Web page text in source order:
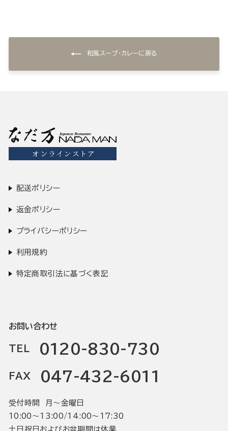
和風スープ・カレーに戻る
配送ポリシー
返金ポリシー
プライバシーポリシー
利用規約
特定商取引法に基づく表記
お問い合わせ
TEL 0120-830-730
FAX 047-432-6011
受付時間 月〜金曜日
10:00〜13:00/14:00〜17:30
土日祝日およびお盆期間は休業